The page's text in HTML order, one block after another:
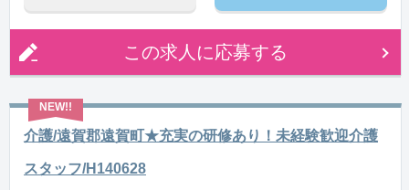
この求人に応募する
介護/遠賀郡遠賀町★充実の研修あり！未経験歓迎介護
スタッフ/H140628